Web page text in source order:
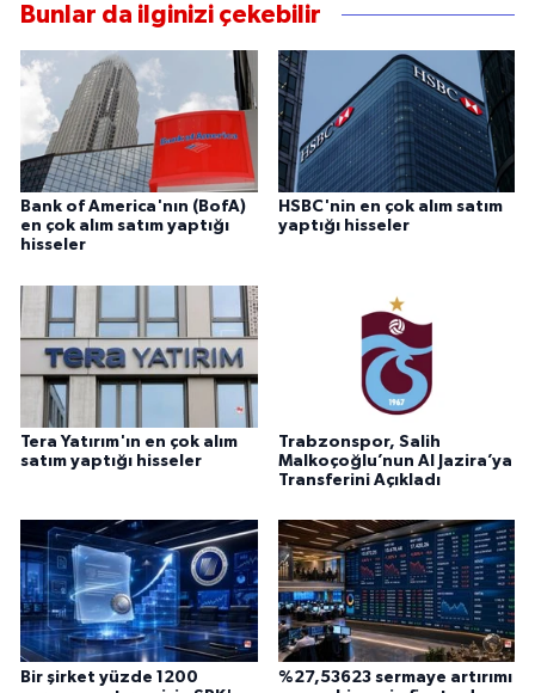
Bunlar da ilginizi çekebilir
Bank of America'nın (BofA)
en çok alım satım yaptığı
hisseler
HSBC'nin en çok alım satım
yaptığı hisseler
Tera Yatırım'ın en çok alım
satım yaptığı hisseler
Trabzonspor, Salih
Malkoçoğlu’nun Al Jazira’ya
Transferini Açıkladı
Bir şirket yüzde 1200
%27,53623 sermaye artırımı